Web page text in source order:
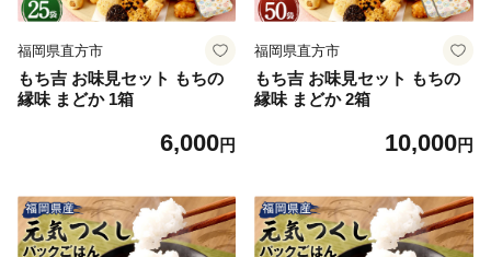
福岡県直方市
もち吉 お味見セット もちの
縁味 まどか 1箱
6,000円
福岡県直方市
もち吉 お味見セット もちの
縁味 まどか 2箱
10,000円